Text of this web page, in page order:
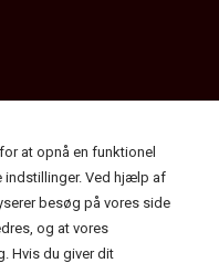
at opnå en funktionel
indstillinger. Ved hjælp af
besøg på vores side
og at vores
Hvis du giver dit